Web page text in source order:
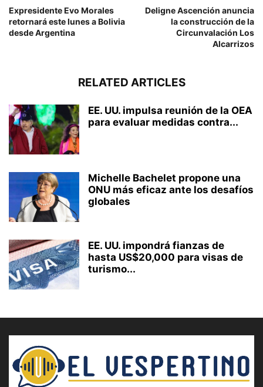
Expresidente Evo Morales
retornará este lunes a Bolivia
desde Argentina
Deligne Ascención anuncia
la construcción de la
Circunvalación Los
Alcarrizos
RELATED ARTICLES
EE. UU. impulsa reunión de la OEA
para evaluar medidas contra...
Michelle Bachelet propone una
ONU más eficaz ante los desafíos
globales
EE. UU. impondrá fianzas de
hasta US$20,000 para visas de
turismo...